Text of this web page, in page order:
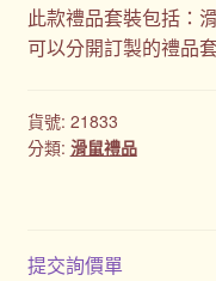
此款禮品套裝包括：
可以分開訂製的禮品
貨號: 21833
分類: 滑鼠禮品
提交詢價單